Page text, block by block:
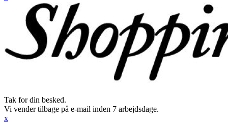
Tak for din besked.
Vi vender tilbage på e-mail inden 7 arbejdsdage.
x